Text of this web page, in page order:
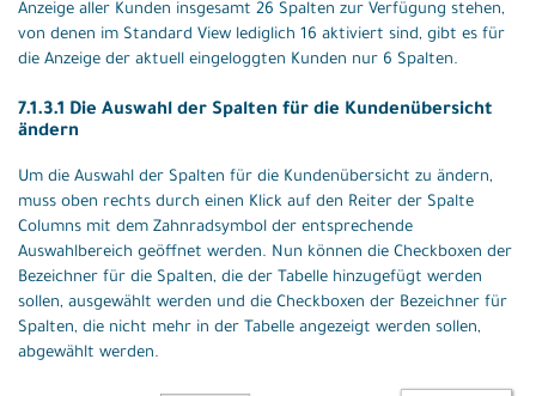
Anzeige aller Kunden insgesamt 26 Spalten zur Verfügung stehen,
von denen im Standard View lediglich 16 aktiviert sind, gibt es für
die Anzeige der aktuell eingeloggten Kunden nur 6 Spalten.
7.1.3.1 Die Auswahl der Spalten für die Kundenübersicht
ändern
Um die Auswahl der Spalten für die Kundenübersicht zu ändern,
muss oben rechts durch einen Klick auf den Reiter der Spalte
Columns mit dem Zahnradsymbol der entsprechende
Auswahlbereich geöffnet werden. Nun können die Checkboxen der
Bezeichner für die Spalten, die der Tabelle hinzugefügt werden
sollen, ausgewählt werden und die Checkboxen der Bezeichner für
Spalten, die nicht mehr in der Tabelle angezeigt werden sollen,
abgewählt werden.